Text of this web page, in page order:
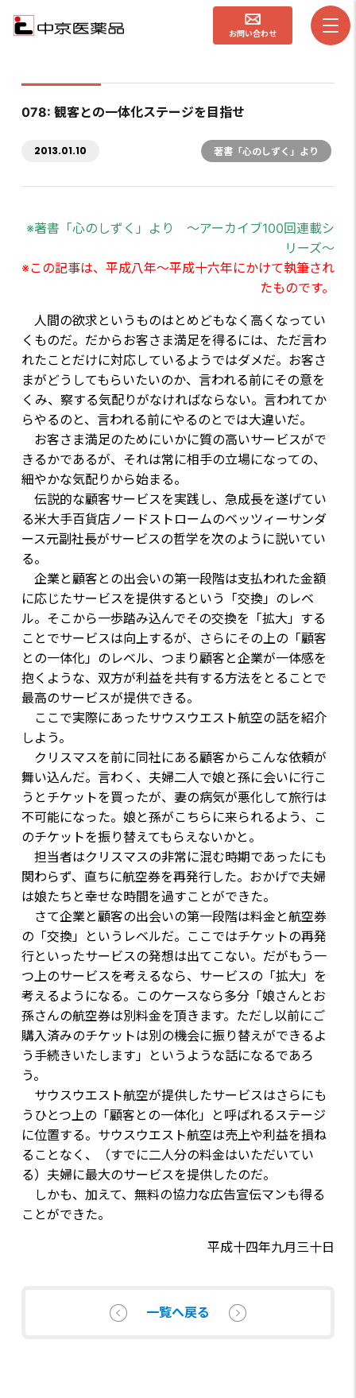
お問い合わせ
078: 観客との一体化ステージを目指せ
2013.01.10 著書「心のしずく」より
※著書「心のしずく」より ～アーカイブ100回連載シ
リーズ～
※この記事は、平成八年～平成十六年にかけて執筆され
たものです。
人間の欲求というものはとめどもなく高くなってい
くものだ。だからお客さま満足を得るには、ただ言わ
れたことだけに対応しているようではダメだ。お客さ
まがどうしてもらいたいのか、言われる前にその意を
くみ、察する気配りがなければならない。言われてか
らやるのと、言われる前にやるのとでは大違いだ。
お客さま満足のためにいかに質の高いサービスがで
きるかであるが、それは常に相手の立場になっての、
細やかな気配りから始まる。
伝説的な顧客サービスを実践し、急成長を遂げてい
る米大手百貨店ノードストロームのベッツィーサンダ
ース元副社長がサービスの哲学を次のように説いてい
る。
企業と顧客との出会いの第一段階は支払われた金額
に応じたサービスを提供するという「交換」のレベ
ル。そこから一歩踏み込んでその交換を「拡大」する
ことでサービスは向上するが、さらにその上の「顧客
との一体化」のレベル、つまり顧客と企業が一体感を
抱くような、双方が利益を共有する方法をとることで
最高のサービスが提供できる。
ここで実際にあったサウスウエスト航空の話を紹介
しよう。
クリスマスを前に同社にある顧客からこんな依頼が
舞い込んだ。言わく、夫婦二人で娘と孫に会いに行こ
うとチケットを買ったが、妻の病気が悪化して旅行は
不可能になった。娘と孫がこちらに来られるよう、こ
のチケットを振り替えてもらえないかと。
担当者はクリスマスの非常に混む時期であったにも
関わらず、直ちに航空券を再発行した。おかげで夫婦
は娘たちと幸せな時間を過すことができた。
さて企業と顧客の出会いの第一段階は料金と航空券
の「交換」というレベルだ。ここではチケットの再発
行といったサービスの発想は出てこない。だがもう一
つ上のサービスを考えるなら、サービスの「拡大」を
考えるようになる。このケースなら多分「娘さんとお
孫さんの航空券は別料金を頂きます。ただし以前にご
購入済みのチケットは別の機会に振り替えができるよ
う手続きいたします」というような話になるであろ
う。
サウスウエスト航空が提供したサービスはさらにも
うひとつ上の「顧客との一体化」と呼ばれるステージ
に位置する。サウスウエスト航空は売上や利益を損ね
ることなく、（すでに二人分の料金はいただいてい
る）夫婦に最大のサービスを提供したのだ。
しかも、加えて、無料の協力な広告宣伝マンも得る
ことができた。
平成十四年九月三十日
一覧へ戻る